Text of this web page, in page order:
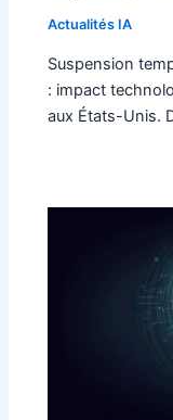
Actualités IA
Suspension
: impact
aux États-Unis.